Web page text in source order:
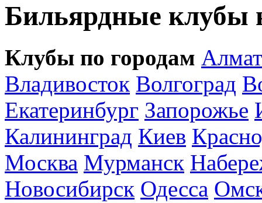
Бильярдные клубы
Клубы по городам
Владивосток Волгоград
Екатеринбург Запорожье
Калининград Киев
Москва Мурманск
Новосибирск Одесса